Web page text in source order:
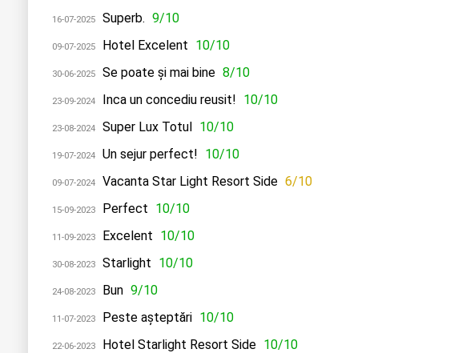
16-07-2025 Superb. 9/10
09-07-2025 Hotel Excelent 10/10
30-06-2025 Se poate și mai bine 8/10
23-09-2024 Inca un concediu reusit! 10/10
23-08-2024 Super Lux Totul 10/10
19-07-2024 Un sejur perfect! 10/10
09-07-2024 Vacanta Star Light Resort Side 6/10
15-09-2023 Perfect 10/10
11-09-2023 Excelent 10/10
30-08-2023 Starlight 10/10
24-08-2023 Bun 9/10
11-07-2023 Peste așteptări 10/10
22-06-2023 Hotel Starlight Resort Side 10/10